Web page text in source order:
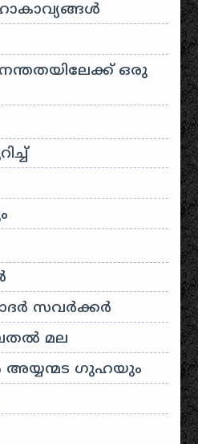
ഒരു
സവർക്കർ
മല
അയ്യന്മട ഗുഹയും